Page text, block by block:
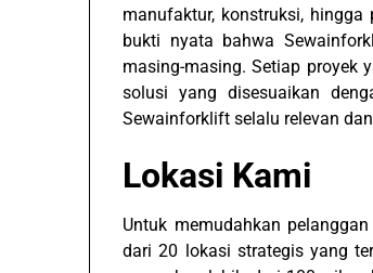
manufaktur, konstruksi,
bukti nyata bahwa
masing-masing. Setiap proyek
solusi yang disesuaikan
Sewainforklift selalu relevan
Lokasi Kami
Untuk memudahkan
dari 20 lokasi strategis yang